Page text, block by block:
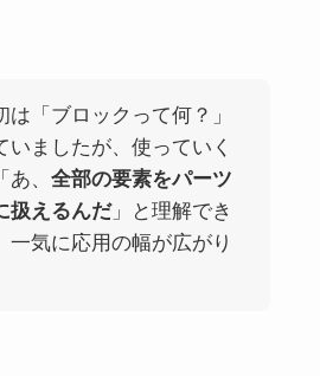
は「ブロックって何？」
いましたが、使っていく
あ、 全部の要素をパーツ
扱えるんだ」と理解でき
一気に応用の幅が広がり